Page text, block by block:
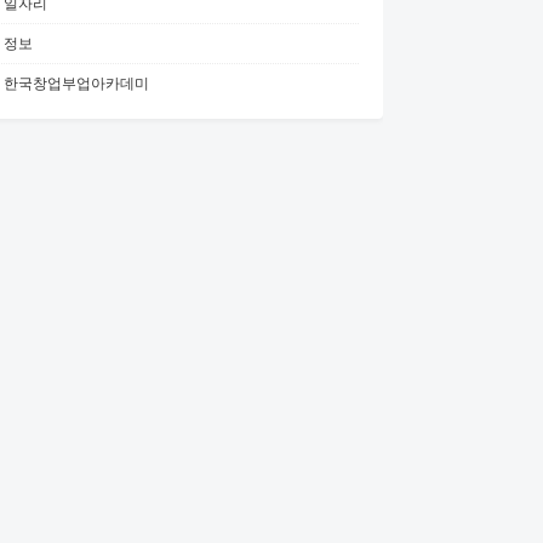
정보
한국창업부업아카데미